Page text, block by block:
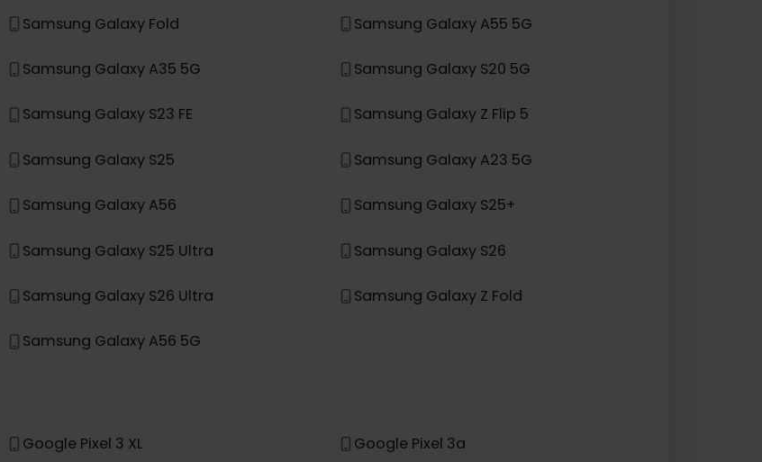
Samsung Galaxy S21+ 5G Samsung Galaxy S21 Ultra 5G
Samsung Galaxy S20+ 5G Samsung Galaxy S20 Ultra 5G
Samsung Galaxy Note 20 Ultra 5G Samsung Galaxy Note 20
Samsung Galaxy Fold Samsung Galaxy A55 5G
Samsung Galaxy A35 5G Samsung Galaxy S20 5G
Samsung Galaxy S23 FE Samsung Galaxy Z Flip 5
Samsung Galaxy S26 Ultra